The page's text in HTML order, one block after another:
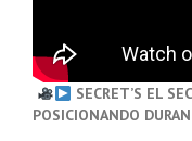
SECRET’S EL
POSICIONANDO